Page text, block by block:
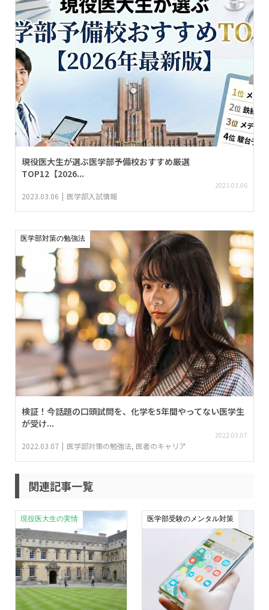
現役医大生が選ぶ医学部予備校おすすめ厳選
TOP12【2026...
2023.03.06
2023.03.06 医学部入試情報
医学部対策の勉強法
検証！今話題の口頭試問を、化学を5年間やってない医学生
が受け...
2022.03.07
2022.03.07 医学部対策の勉強法, 医者のキャリア
関連記事一覧
現役医大生の実情 医学部受験のメンタル対策